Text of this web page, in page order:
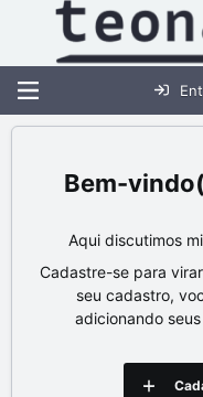
Aqui discutimos
Cadastre-se para
seu cadastro,
adicionando